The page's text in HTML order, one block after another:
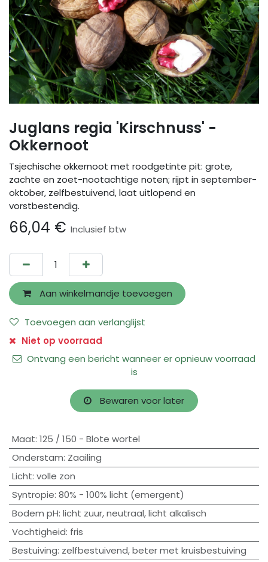
Juglans regia 'Kirschnuss' -
Okkernoot
Tsjechische okkernoot met roodgetinte pit: grote,
zachte en zoet-nootachtige noten; rijpt in september-
oktober, zelfbestuivend, laat uitlopend en
vorstbestendig.
66,04 € Inclusief btw
Aan winkelmandje toevoegen
Toevoegen aan verlanglijst
Niet op voorraad
Ontvang een bericht wanneer er opnieuw voorraad
is
Bewaren voor later
Maat: 125 / 150 - Blote wortel
Onderstam: Zaailing
Licht: volle zon
Syntropie: 80% - 100% licht (emergent)
Bodem pH: licht zuur,neutraal,licht alkalisch
Vochtigheid: fris
Bestuiving: zelfbestuivend,beter met kruisbestuiving